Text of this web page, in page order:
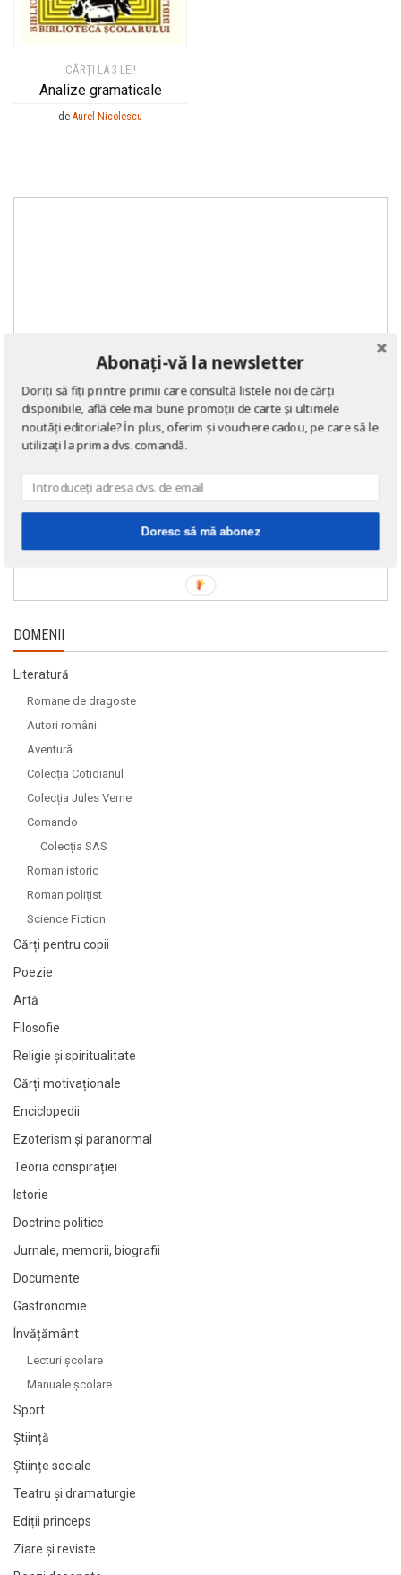
CĂRȚI LA 3 LEI!
Analize gramaticale
de Aurel Nicolescu
DOMENII
Literatură
Romane de dragoste
Autori români
Aventură
Colecția Cotidianul
Colecția Jules Verne
Comando
Colecția SAS
Roman istoric
Roman polițist
Science Fiction
Cărți pentru copii
Poezie
Artă
Filosofie
Religie și spiritualitate
Cărți motivaționale
Enciclopedii
Ezoterism și paranormal
Teoria conspirației
Istorie
Doctrine politice
Jurnale, memorii, biografii
Documente
Gastronomie
Învățământ
Lecturi şcolare
Manuale şcolare
Sport
Știință
Științe sociale
Teatru și dramaturgie
Ediții princeps
Ziare şi reviste
Abonați-vă la newsletter
Doriți să fiți printre primii care consultă listele noi de cărți
disponibile, află cele mai bune promoții de carte și ultimele
noutăți editoriale? În plus, oferim și vouchere cadou, pe care să le
utilizați la prima dvs. comandă.
Doresc să mă abonez